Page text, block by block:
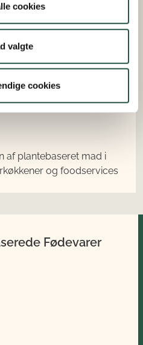
cookies
valgte
cookies
2026
af plantebaseret mad i
og foodservices
Fødevarer